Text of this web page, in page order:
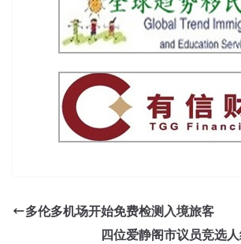
多伦多机场开始免费检测入境旅客
四位爱静阁市议员竞选